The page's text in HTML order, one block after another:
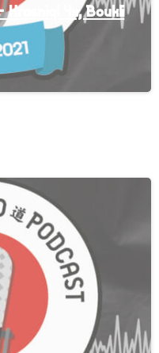
Krasniqi 4x, Boukli